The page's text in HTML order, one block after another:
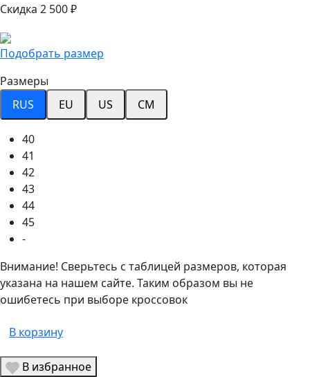
Скидка 2 500 ₽
Подобрать размер
Размеры
RUS
EU US CM
40
41
42
43
44
45
-
Внимание! Сверьтесь с таблицей размеров, которая
указана на нашем сайте. Таким образом вы не
ошибетесь при выборе кроссовок
В корзину
В избранное